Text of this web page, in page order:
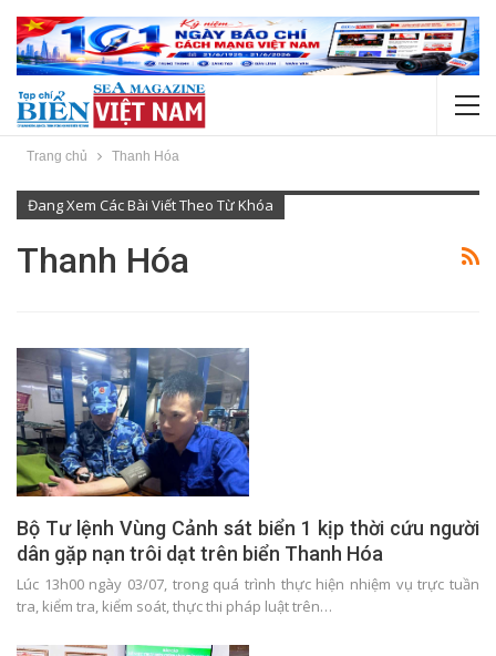
Trang chủ Thanh Hóa
Đang Xem Các Bài Viết Theo Từ Khóa
Thanh Hóa
Bộ Tư lệnh Vùng Cảnh sát biển 1 kịp thời cứu người
dân gặp nạn trôi dạt trên biển Thanh Hóa
Lúc 13h00 ngày 03/07, trong quá trình thực hiện nhiệm vụ trực tuần
tra, kiểm tra, kiểm soát, thực thi pháp luật trên…